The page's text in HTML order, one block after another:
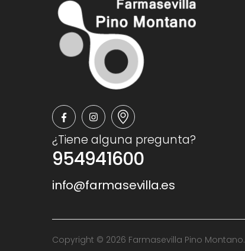
¿Tiene alguna pregunta?
954941600
info@farmasevilla.es
Copyright © 2026 Farmasevilla Pino Montano.